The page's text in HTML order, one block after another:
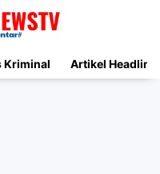
Kriminal Artikel Headline